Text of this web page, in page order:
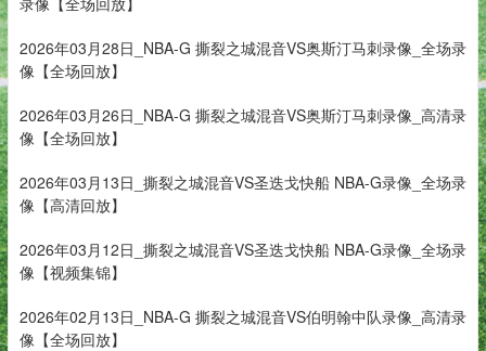
2026年03月28日_NBA-G 撕裂之城混音VS奥斯汀马刺录像_全场录
像【全场回放】
2026年03月26日_NBA-G 撕裂之城混音VS奥斯汀马刺录像_高清录
像【全场回放】
2026年03月13日_撕裂之城混音VS圣迭戈快船 NBA-G录像_全场录
像【高清回放】
2026年03月12日_撕裂之城混音VS圣迭戈快船 NBA-G录像_全场录
像【视频集锦】
2026年02月13日_NBA-G 撕裂之城混音VS伯明翰中队录像_高清录
像【全场回放】